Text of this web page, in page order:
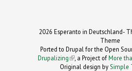
2026 Esperanto in Deutschland-
Theme
Ported to Drupal for the Open
Drupalizing(link is external)
, a Project ofMore
Original design by Simple